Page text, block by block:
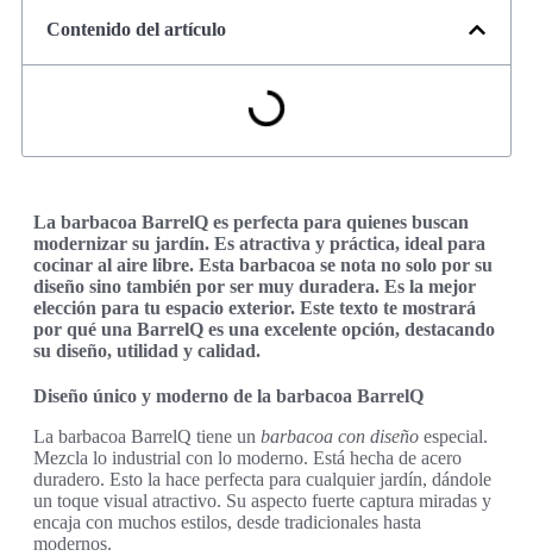
Contenido del artículo
La barbacoa BarrelQ es perfecta para quienes buscan
modernizar su jardín. Es atractiva y práctica, ideal para
cocinar al aire libre. Esta barbacoa se nota no solo por su
diseño sino también por ser muy duradera. Es la mejor
elección para tu espacio exterior. Este texto te mostrará
por qué una BarrelQ es una excelente opción, destacando
su diseño, utilidad y calidad.
Diseño único y moderno de la barbacoa BarrelQ
La barbacoa BarrelQ tiene un barbacoa con diseño especial.
Mezcla lo industrial con lo moderno. Está hecha de acero
duradero. Esto la hace perfecta para cualquier jardín, dándole
un toque visual atractivo. Su aspecto fuerte captura miradas y
encaja con muchos estilos, desde tradicionales hasta
modernos.